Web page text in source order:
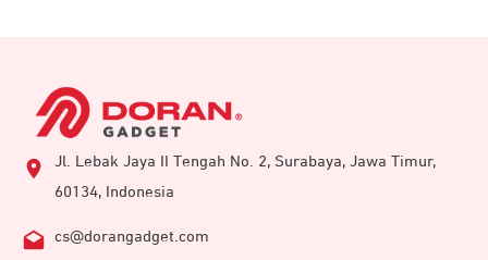
Jl. Lebak Jaya II Tengah No. 2, Surabaya, Jawa Timur,
60134, Indonesia
cs@dorangadget.com